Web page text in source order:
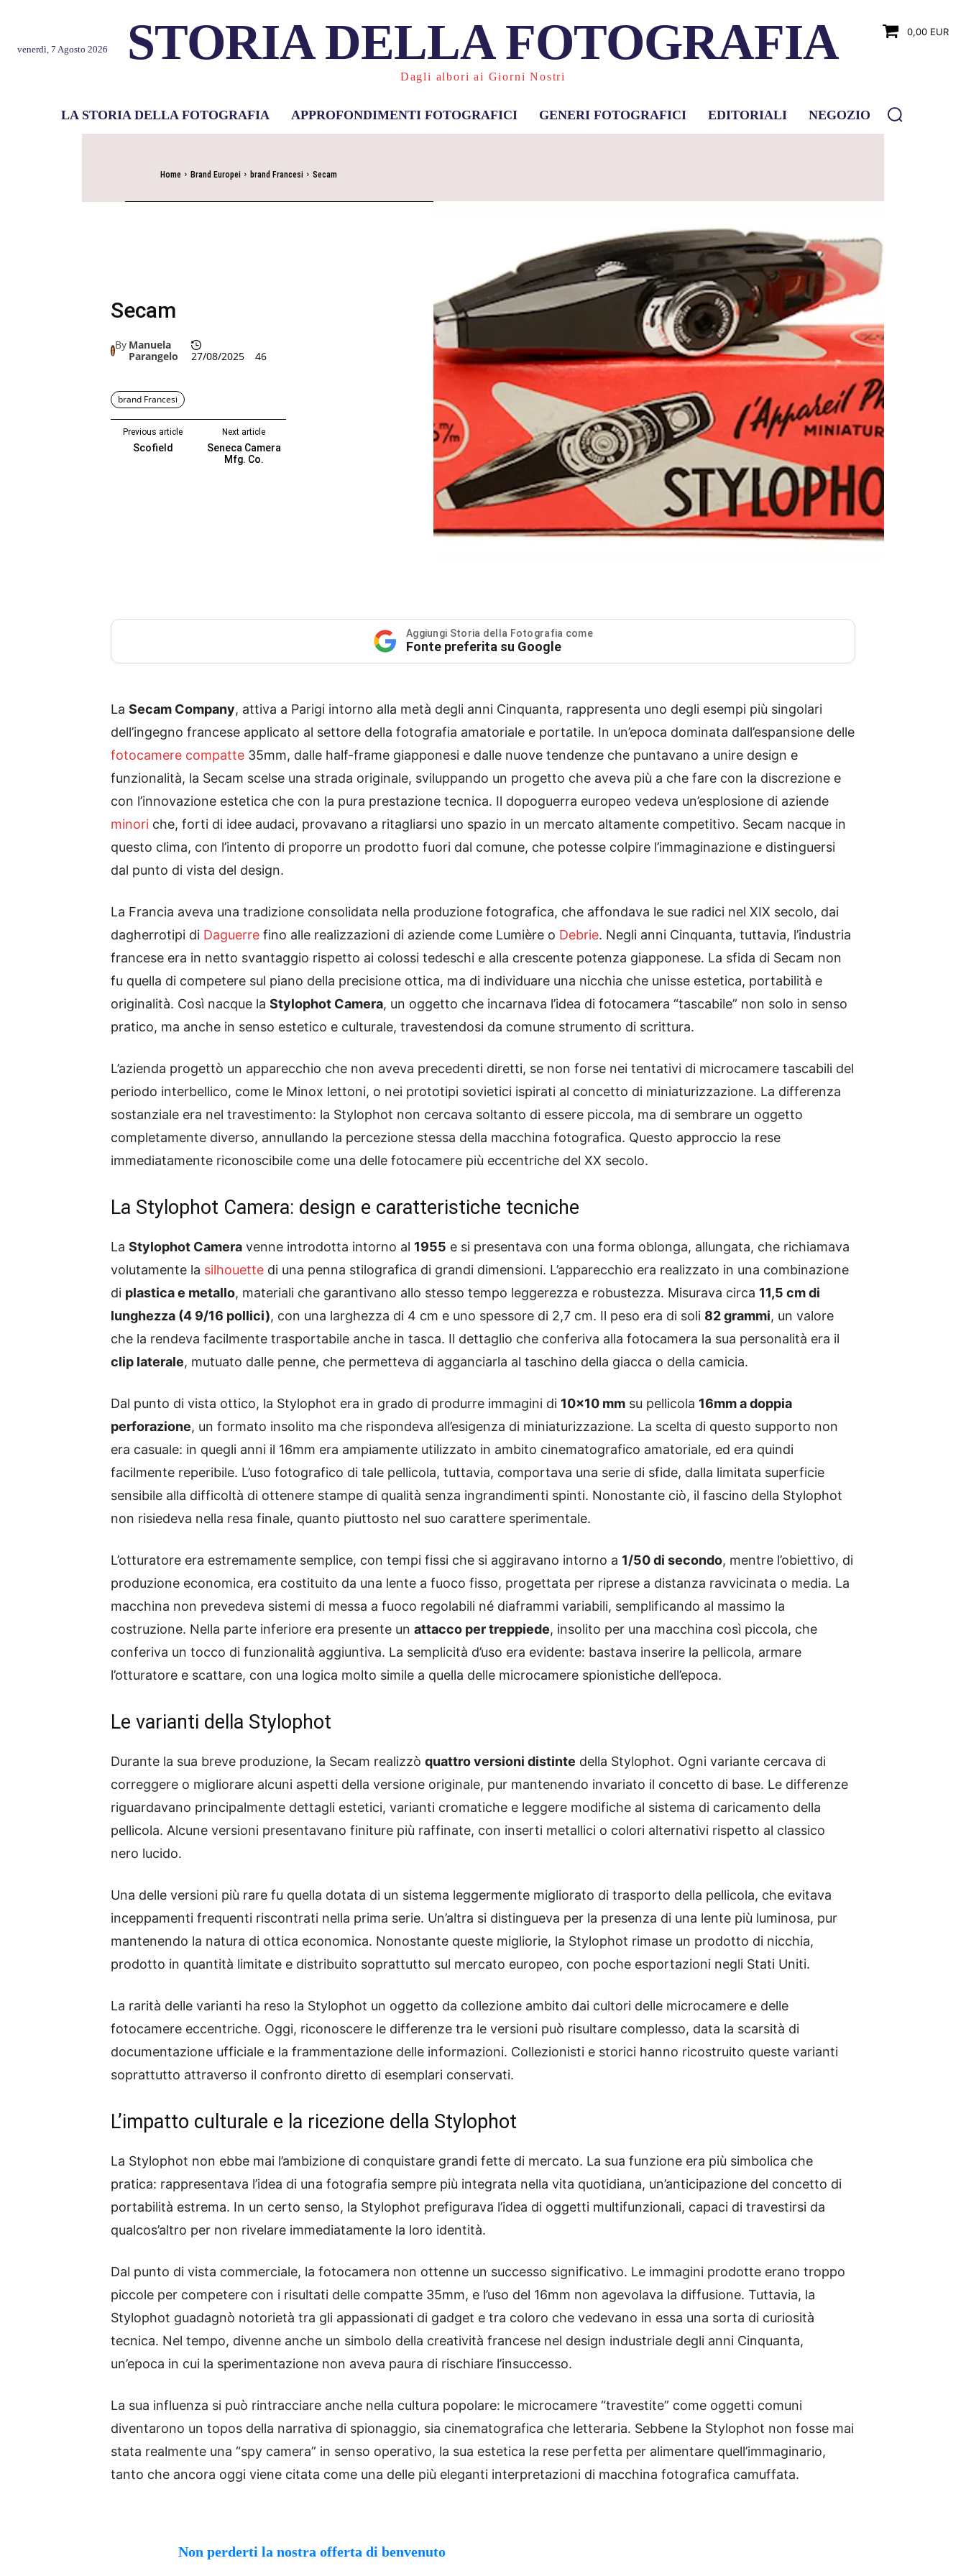
venerdì, 7 Agosto 2026 STORIA DELLA FOTOGRAFIA
Dagli albori ai Giorni Nostri
0,00 EUR
LA STORIA DELLA FOTOGRAFIA APPROFONDIMENTI FOTOGRAFICI GENERI FOTOGRAFICI EDITORIALI NEGOZIO
Home Brand Europei brand Francesi Secam
Secam
By Manuela
Parangelo
27/08/2025 46
brand Francesi
Previous article
Scofield
Next article
Seneca Camera
Mfg. Co.
Aggiungi Storia della Fotografia come
Fonte preferita su Google
La Secam Company, attiva a Parigi intorno alla metà degli anni Cinquanta, rappresenta uno degli esempi più singolari
dell’ingegno francese applicato al settore della fotografia amatoriale e portatile. In un’epoca dominata dall’espansione delle
fotocamere compatte 35mm, dalle half-frame giapponesi e dalle nuove tendenze che puntavano a unire design e
funzionalità, la Secam scelse una strada originale, sviluppando un progetto che aveva più a che fare con la discrezione e
con l’innovazione estetica che con la pura prestazione tecnica. Il dopoguerra europeo vedeva un’esplosione di aziende
minori che, forti di idee audaci, provavano a ritagliarsi uno spazio in un mercato altamente competitivo. Secam nacque in
questo clima, con l’intento di proporre un prodotto fuori dal comune, che potesse colpire l’immaginazione e distinguersi
dal punto di vista del design.
La Francia aveva una tradizione consolidata nella produzione fotografica, che affondava le sue radici nel XIX secolo, dai
dagherrotipi di Daguerre fino alle realizzazioni di aziende come Lumière o Debrie. Negli anni Cinquanta, tuttavia, l’industria
francese era in netto svantaggio rispetto ai colossi tedeschi e alla crescente potenza giapponese. La sfida di Secam non
fu quella di competere sul piano della precisione ottica, ma di individuare una nicchia che unisse estetica, portabilità e
originalità. Così nacque la Stylophot Camera, un oggetto che incarnava l’idea di fotocamera “tascabile” non solo in senso
pratico, ma anche in senso estetico e culturale, travestendosi da comune strumento di scrittura.
L’azienda progettò un apparecchio che non aveva precedenti diretti, se non forse nei tentativi di microcamere tascabili del
periodo interbellico, come le Minox lettoni, o nei prototipi sovietici ispirati al concetto di miniaturizzazione. La differenza
sostanziale era nel travestimento: la Stylophot non cercava soltanto di essere piccola, ma di sembrare un oggetto
completamente diverso, annullando la percezione stessa della macchina fotografica. Questo approccio la rese
immediatamente riconoscibile come una delle fotocamere più eccentriche del XX secolo.
La Stylophot Camera: design e caratteristiche tecniche
La Stylophot Camera venne introdotta intorno al 1955 e si presentava con una forma oblonga, allungata, che richiamava
volutamente la silhouette di una penna stilografica di grandi dimensioni. L’apparecchio era realizzato in una combinazione
di plastica e metallo, materiali che garantivano allo stesso tempo leggerezza e robustezza. Misurava circa 11,5 cm di
lunghezza (4 9/16 pollici), con una larghezza di 4 cm e uno spessore di 2,7 cm. Il peso era di soli 82 grammi, un valore
che la rendeva facilmente trasportabile anche in tasca. Il dettaglio che conferiva alla fotocamera la sua personalità era il
clip laterale, mutuato dalle penne, che permetteva di agganciarla al taschino della giacca o della camicia.
Dal punto di vista ottico, la Stylophot era in grado di produrre immagini di 10×10 mm su pellicola 16mm a doppia
perforazione, un formato insolito ma che rispondeva all’esigenza di miniaturizzazione. La scelta di questo supporto non
era casuale: in quegli anni il 16mm era ampiamente utilizzato in ambito cinematografico amatoriale, ed era quindi
facilmente reperibile. L’uso fotografico di tale pellicola, tuttavia, comportava una serie di sfide, dalla limitata superficie
sensibile alla difficoltà di ottenere stampe di qualità senza ingrandimenti spinti. Nonostante ciò, il fascino della Stylophot
non risiedeva nella resa finale, quanto piuttosto nel suo carattere sperimentale.
L’otturatore era estremamente semplice, con tempi fissi che si aggiravano intorno a 1/50 di secondo, mentre l’obiettivo, di
produzione economica, era costituito da una lente a fuoco fisso, progettata per riprese a distanza ravvicinata o media. La
macchina non prevedeva sistemi di messa a fuoco regolabili né diaframmi variabili, semplificando al massimo la
costruzione. Nella parte inferiore era presente un attacco per treppiede, insolito per una macchina così piccola, che
conferiva un tocco di funzionalità aggiuntiva. La semplicità d’uso era evidente: bastava inserire la pellicola, armare
l’otturatore e scattare, con una logica molto simile a quella delle microcamere spionistiche dell’epoca.
Le varianti della Stylophot
Durante la sua breve produzione, la Secam realizzò quattro versioni distinte della Stylophot. Ogni variante cercava di
correggere o migliorare alcuni aspetti della versione originale, pur mantenendo invariato il concetto di base. Le differenze
riguardavano principalmente dettagli estetici, varianti cromatiche e leggere modifiche al sistema di caricamento della
pellicola. Alcune versioni presentavano finiture più raffinate, con inserti metallici o colori alternativi rispetto al classico
nero lucido.
Una delle versioni più rare fu quella dotata di un sistema leggermente migliorato di trasporto della pellicola, che evitava
inceppamenti frequenti riscontrati nella prima serie. Un’altra si distingueva per la presenza di una lente più luminosa, pur
mantenendo la natura di ottica economica. Nonostante queste migliorie, la Stylophot rimase un prodotto di nicchia,
prodotto in quantità limitate e distribuito soprattutto sul mercato europeo, con poche esportazioni negli Stati Uniti.
La rarità delle varianti ha reso la Stylophot un oggetto da collezione ambito dai cultori delle microcamere e delle
fotocamere eccentriche. Oggi, riconoscere le differenze tra le versioni può risultare complesso, data la scarsità di
documentazione ufficiale e la frammentazione delle informazioni. Collezionisti e storici hanno ricostruito queste varianti
soprattutto attraverso il confronto diretto di esemplari conservati.
L’impatto culturale e la ricezione della Stylophot
La Stylophot non ebbe mai l’ambizione di conquistare grandi fette di mercato. La sua funzione era più simbolica che
pratica: rappresentava l’idea di una fotografia sempre più integrata nella vita quotidiana, un’anticipazione del concetto di
portabilità estrema. In un certo senso, la Stylophot prefigurava l’idea di oggetti multifunzionali, capaci di travestirsi da
qualcos’altro per non rivelare immediatamente la loro identità.
Dal punto di vista commerciale, la fotocamera non ottenne un successo significativo. Le immagini prodotte erano troppo
piccole per competere con i risultati delle compatte 35mm, e l’uso del 16mm non agevolava la diffusione. Tuttavia, la
Stylophot guadagnò notorietà tra gli appassionati di gadget e tra coloro che vedevano in essa una sorta di curiosità
tecnica. Nel tempo, divenne anche un simbolo della creatività francese nel design industriale degli anni Cinquanta,
un’epoca in cui la sperimentazione non aveva paura di rischiare l’insuccesso.
La sua influenza si può rintracciare anche nella cultura popolare: le microcamere “travestite” come oggetti comuni
diventarono un topos della narrativa di spionaggio, sia cinematografica che letteraria. Sebbene la Stylophot non fosse mai
stata realmente una “spy camera” in senso operativo, la sua estetica la rese perfetta per alimentare quell’immaginario,
tanto che ancora oggi viene citata come una delle più eleganti interpretazioni di macchina fotografica camuffata.
Non perderti la nostra offerta di benvenuto